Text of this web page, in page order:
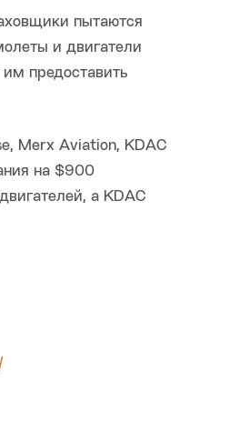
пытаются
и двигатели
предоставить
Merx Aviation, KDAC
на $900
а KDAC